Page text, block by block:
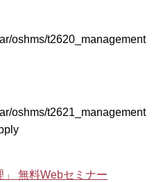
oshms/t2620_management
oshms/t2621_management
」 無料Webセミナー